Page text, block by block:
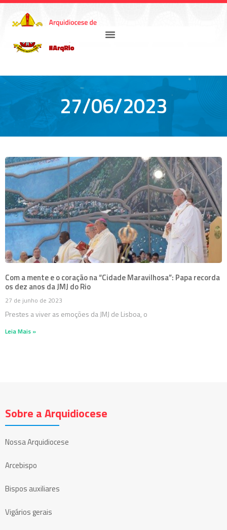
27/06/2023
Com a mente e o coração na “Cidade Maravilhosa”: Papa recorda
os dez anos da JMJ do Rio
27 de junho de 2023
Prestes a viver as emoções da JMJ de Lisboa, o
Leia Mais »
Sobre a Arquidiocese
Nossa Arquidiocese
Arcebispo
Bispos auxiliares
Vigários gerais